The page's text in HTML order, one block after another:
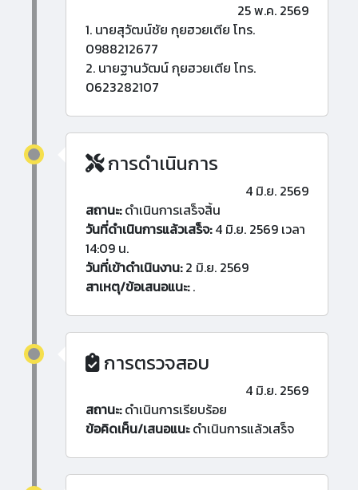
25 พ.ค. 2569
1. นายสุวัฒน์ชัย กุยฮวยเตีย โทร.
0988212677
2. นายฐานวัฒน์ กุยฮวยเตีย โทร.
0623282107
การดำเนินการ
4 มิ.ย. 2569
สถานะ:ดำเนินการเสร็จสิ้น
วันที่ดำเนินการแล้วเสร็จ:4 มิ.ย. 2569 เวลา
14:09 น.
วันที่เข้าดำเนินงาน:2 มิ.ย. 2569
สาเหตุ/ข้อเสนอแนะ:.
การตรวจสอบ
4 มิ.ย. 2569
สถานะ:ดำเนินการเรียบร้อย
ข้อคิดเห็น/เสนอแนะดำเนินการแล้วเสร็จ